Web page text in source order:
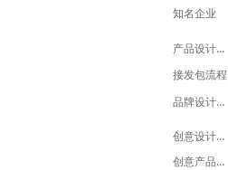
知名企业
产品设计流程
接发包流程
品牌设计流程
创意设计展示中心
创意产品展销中心